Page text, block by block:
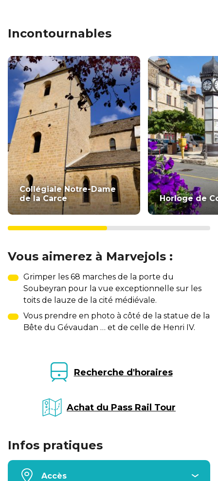
Incontournables
Collégiale Notre-Dame
de la Carce
Horloge de
Vous aimerez à Marvejols :
Grimper les 68 marches de la porte du
Soubeyran pour la vue exceptionnelle sur les
toits de lauze de la cité médiévale.
Vous prendre en photo à côté de la statue de la
Bête du Gévaudan … et de celle de Henri IV.
Recherche d'horaires
Achat du Pass Rail Tour
Infos pratiques
Accès